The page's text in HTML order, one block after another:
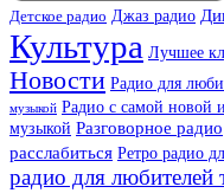
Детское радио Джаз радио
Культура Лучшее
Новости Радио для
музыкой Радио с самой новой
музыкой Разговорное радио
расслабиться Ретро радио
радио для